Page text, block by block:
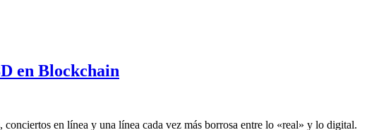
en Blockchain
en línea y una línea cada vez más borrosa entre lo «real» y lo digital.